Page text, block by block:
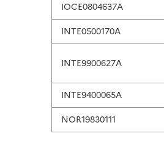
IOCE0804637A
INTE0500170A
INTE9900627A
INTE9400065A
NOR19830111